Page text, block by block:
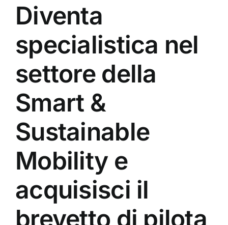
Diventa
specialistica nel
settore della
Smart &
Sustainable
Mobility e
acquisisci il
brevetto di pilota